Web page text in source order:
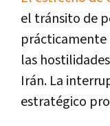
el tránsito de
prácticamente
las
Irán. La
estratégico